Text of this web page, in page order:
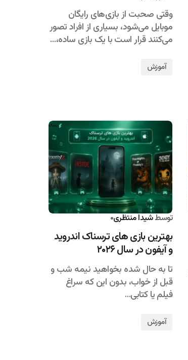
وقتی صحبت از بازی‌های رایگان
موبایل می‌شود، بسیاری از افراد تصور
می‌کنند قرار است با یک بازی ساده،…
آموزش
توسطشیدا منتظری
بهترین بازی های ترسناک اندروید
و آیفون در سال ۲۰۲۶
تا به حال شده بخواهید نیمه شب و
قبل از خواب، بدون این که سراغ
فیلم یا کتابی…
آموزش